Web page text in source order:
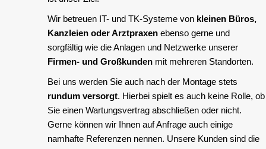
Wir betreuen IT- und TK-Systeme von kleinen Büros,
Kanzleien oder Arztpraxen ebenso gerne und
sorgfältig wie die Anlagen und Netzwerke unserer
Firmen- und Großkunden mit mehreren Standorten.
Bei uns werden Sie auch nach der Montage stets
rundum versorgt. Hierbei spielt es auch keine Rolle, ob
Sie einen Wartungsvertrag abschließen oder nicht.
Gerne können wir Ihnen auf Anfrage auch einige
namhafte Referenzen nennen. Unsere Kunden sind die